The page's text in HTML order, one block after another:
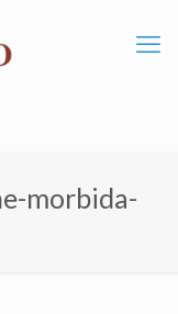
morbida-